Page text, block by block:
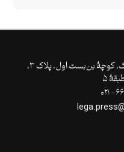
تهـران،‌ خیابان انقلاب، خیابان خارک، کوچۀ بن‌بست اول، پلاک ۳،